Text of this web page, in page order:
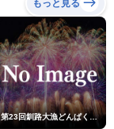
もっと見る
第23回釧路大漁どんぱく花火大会 ～道新・光と音のファンタジー～